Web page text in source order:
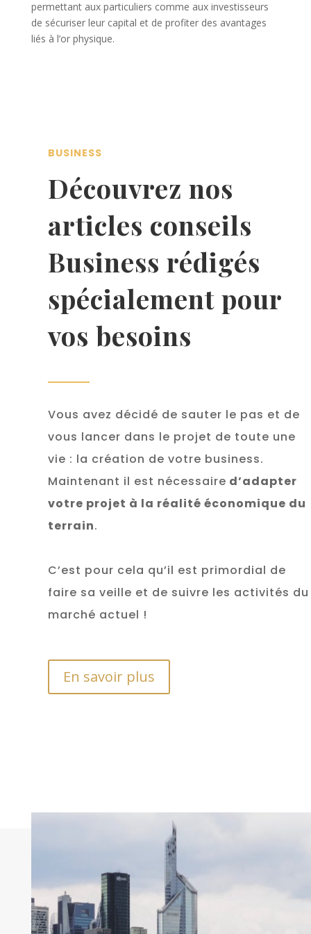
permettant aux particuliers comme aux investisseurs
de sécuriser leur capital et de profiter des avantages
liés à l’or physique.
BUSINESS
Découvrez nos
articles conseils
Business rédigés
spécialement pour
vos besoins
Vous avez décidé de sauter le pas et de
vous lancer dans le projet de toute une
vie : la création de votre business.
Maintenant il est nécessaire d’adapter
votre projet à la réalité économique du
terrain.
C’est pour cela qu’il est primordial de
faire sa veille et de suivre les activités du
marché actuel !
En savoir plus